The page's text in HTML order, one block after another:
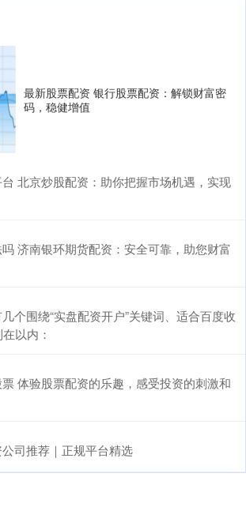
最新股票配资 银行股票配资：解锁财富密
码，稳健增值
北京炒股配资：助你把握市场机遇，实现
济南银环期货配资：安全可靠，助您财富
个围绕“实盘配资开户”关键词、适合百度收
以内：
体验股票配资的乐趣，感受投资的刺激和
司推荐｜正规平台精选